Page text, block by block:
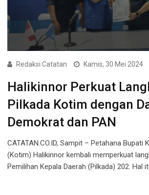
Redaksi Catatan Kamis, 30 Mei 2024
Halikinnor Perkuat
Pilkada Kotim dengan
Demokrat dan PAN
CATATAN.CO.ID, Sampit – Petahana Bupati
(Kotim) Halikinnor kembali memperkuat
Pemilihan Kepala Daerah (Pilkada) 202. Hal